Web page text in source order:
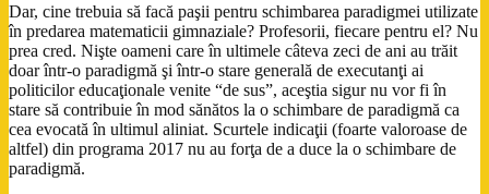
Dar, cine trebuia să facă paşii pentru schimbarea paradigmei utilizate
în predarea matematicii gimnaziale? Profesorii, fiecare pentru el? Nu
prea cred. Nişte oameni care în ultimele câteva zeci de ani au trăit
doar într-o paradigmă şi într-o stare generală de executanţi ai
politicilor educaţionale venite “de sus”, aceştia sigur nu vor fi în
stare să contribuie în mod sănătos la o schimbare de paradigmă ca
cea evocată în ultimul aliniat. Scurtele indicaţii (foarte valoroase de
altfel) din programa 2017 nu au forţa de a duce la o schimbare de
paradigmă.